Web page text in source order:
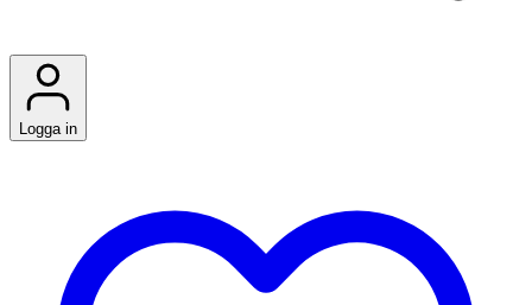
Logga in